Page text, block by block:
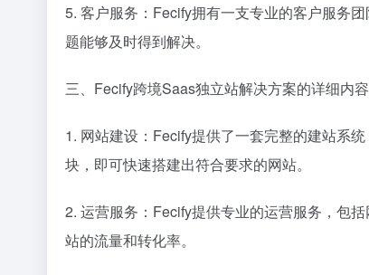
5. 客户服务：Fecify拥有一支专业的客户服务
题能够及时得到解决。
三、Fecify跨境Saas独立站解决方案的详细内容
1. 网站建设：Fecify提供了一套完整的建站系
块，即可快速搭建出符合要求的网站。
2. 运营服务：Fecify提供专业的运营服务，包
站的流量和转化率。